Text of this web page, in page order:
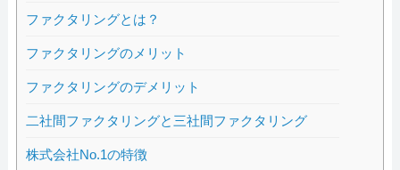
ファクタリングとは？
ファクタリングのメリット
ファクタリングのデメリット
二社間ファクタリングと三社間ファクタリング
株式会社No.1の特徴